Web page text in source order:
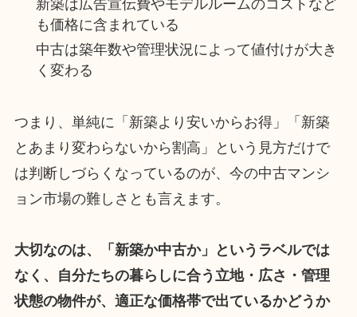
新築は広告宣伝費やモデルルームのコストなど
も価格に含まれている
中古は築年数や管理状況によって値付けが大き
く変わる
つまり、単純に「新築より安いからお得」「新築
とあまり変わらないから割高」という見方だけで
は判断しづらくなっているのが、今の中古マンシ
ョン市場の難しさとも言えます。
大切なのは、「新築か中古か」というラベルでは
なく、自分たちの暮らしに合う立地・広さ・管理
状態の物件が、適正な価格帯で出ているかどうか